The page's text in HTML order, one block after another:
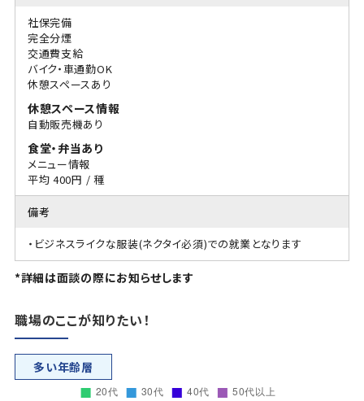
社保完備
完全分煙
交通費支給
バイク・車通勤OK
休憩スペースあり
休憩スペース情報
自動販売機あり
食堂・弁当あり
メニュー情報
平均 400円 / 種
備考
・ビジネスライクな服装(ネクタイ必須)での就業となります
*詳細は面談の際にお知らせします
職場のここが知りたい！
多い年齢層